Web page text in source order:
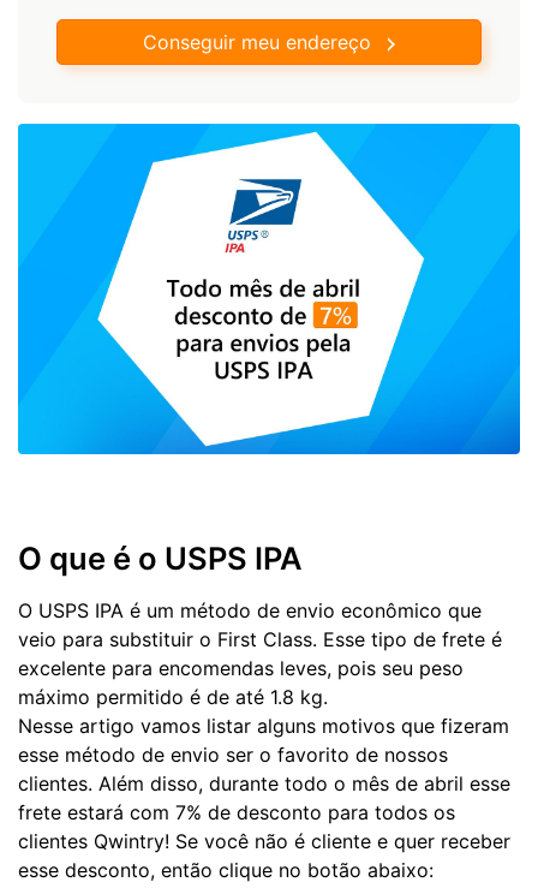
Conseguir meu endereço
O que é o USPS IPA
O USPS IPA é um método de envio econômico que
veio para substituir o First Class. Esse tipo de frete é
excelente para encomendas leves, pois seu peso
máximo permitido é de até 1.8 kg.
Nesse artigo vamos listar alguns motivos que fizeram
esse método de envio ser o favorito de nossos
clientes. Além disso, durante todo o mês de abril esse
frete estará com 7% de desconto para todos os
clientes Qwintry! Se você não é cliente e quer receber
esse desconto, então clique no botão abaixo: